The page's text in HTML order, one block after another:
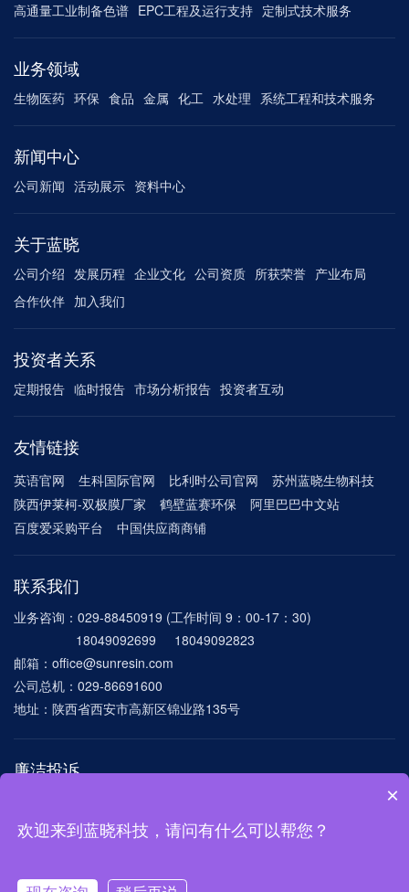
高通量工业制备色谱 EPC工程及运行支持 定制式技术服务
业务领域
生物医药 环保 食品 金属 化工 水处理 系统工程和技术服务
新闻中心
公司新闻 活动展示 资料中心
关于蓝晓
公司介绍 发展历程 企业文化 公司资质 所获荣誉 产业布局
合作伙伴 加入我们
投资者关系
定期报告 临时报告 市场分析报告 投资者互动
友情链接
英语官网 生科国际官网 比利时公司官网
苏州蓝晓生物科技
陕西伊莱柯-双极膜厂家
鹤壁蓝赛环保
阿里巴巴中文站
百度爱采购平台
中国供应商商铺
联系我们
业务咨询：029-88450919 (工作时间 9：00-17：30)
18049092699 18049092823
邮箱：office@sunresin.com
公司总机：029-86691600
地址：陕西省西安市高新区锦业路135号
廉洁投诉
邮箱： lxlianjie@sunresin.com mygang@sunresin.com
×
欢迎来到蓝晓科技，请问有什么可以帮您？